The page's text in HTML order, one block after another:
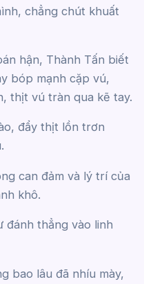
chẳng chút khuất
hận, Thành Tấn biết
bóp mạnh cặp vú,
thịt vú tràn qua kẽ tay.
đẩy thịt lồn trơn
can đảm và lý trí của
khô.
đánh thẳng vào linh
bao lâu đã nhíu mày,